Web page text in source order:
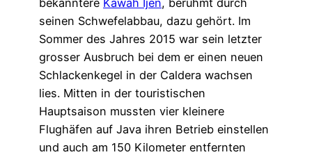
seinen Schwefelabbau, dazu gehört. Im
Sommer des Jahres 2015 war sein letzter
grosser Ausbruch bei dem er einen neuen
Schlackenkegel in der Caldera wachsen
lies. Mitten in der touristischen
Hauptsaison mussten vier kleinere
Flughäfen auf Java ihren Betrieb einstellen
und auch am 150 Kilometer entfernten